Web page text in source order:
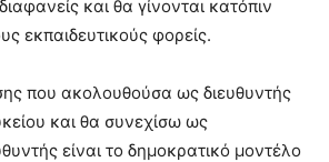
και θα γίνονται κατόπιν
εκπαιδευτικούς φορείς.
που ακολουθούσα ως διευθυντής
και θα συνεχίσω ως
είναι το δημοκρατικό μοντέλο